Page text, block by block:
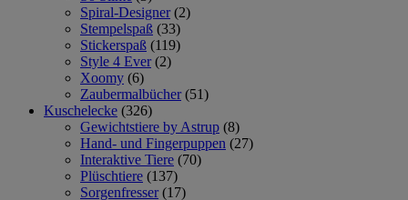
Spiral-Designer (2)
Stempelspaß (33)
Stickerspaß (119)
Style 4 Ever (2)
Xoomy (6)
Zaubermalbücher (51)
Kuschelecke (326)
Gewichtstiere by Astrup (8)
Hand- und Fingerpuppen (27)
Interaktive Tiere (70)
Plüschtiere (137)
Sorgenfresser (17)